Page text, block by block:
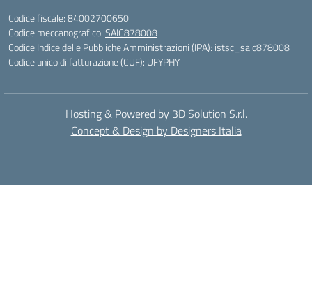
Codice fiscale: 84002700650
Codice meccanografico:SAIC878008
Codice Indice delle Pubbliche Amministrazioni (IPA): istsc_saic878008
Codice unico di fatturazione (CUF): UFYPHY
Hosting & Powered by 3D Solution S.r.l.
Concept & Design by Designers Italia